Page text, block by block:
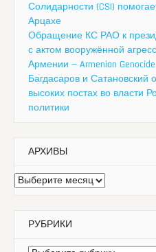
Солидарности (CSI)
Арцахе
Обращение КС РАО к
с актом вооружённой
Армении — Armenian
Багдасаров и Сатановский
высоких постах во власти
политики
АРХИВЫ
Архивы
РУБРИКИ